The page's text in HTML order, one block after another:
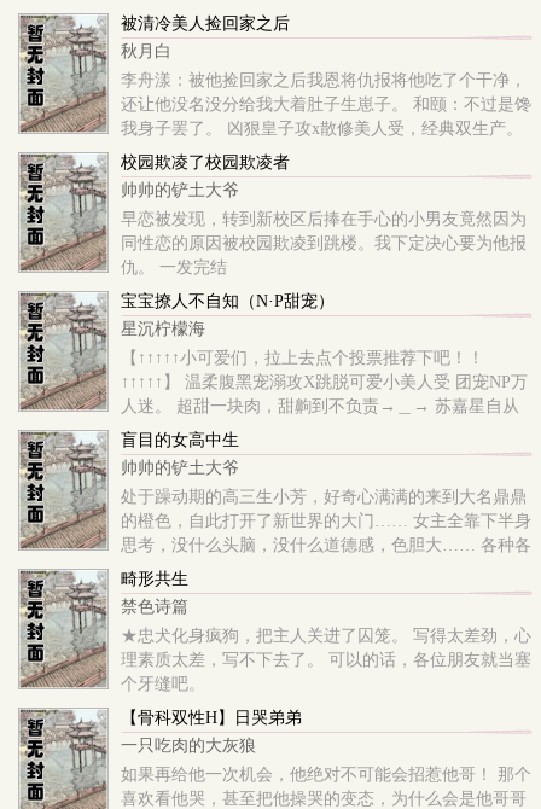
必须自己动手丰衣足食的末世。 请问，穿到末世什么本
事也没有该怎么办，在线等挺急的。 姚一乐：死了算
了，我可受不了这委屈！ 奈何现实总是喜欢教你做人。
作为啥技能没有，就是运气好的姚某人顺利进入精英小
队，成为大佬秦渊的队友。 逃跑路上被变异藤蔓捕捉，
虽
被清冷美人捡回家之后
秋月白
李舟漾：被他捡回家之后我恩将仇报将他吃了个干净，
还让他没名没分给我大着肚子生崽子。 和颐：不过是馋
我身子罢了。 凶狠皇子攻x散修美人受，经典双生产。
捏马其实是我馋美人身子呜呜，佛系更文
校园欺凌了校园欺凌者
帅帅的铲土大爷
早恋被发现，转到新校区后捧在手心的小男友竟然因为
同性恋的原因被校园欺凌到跳楼。我下定决心要为他报
仇。 一发完结
宝宝撩人不自知（N·P甜宠）
星沉柠檬海
【↑↑↑↑↑小可爱们，拉上去点个投票推荐下吧！！
↑↑↑↑↑】 温柔腹黑宠溺攻X跳脱可爱小美人受 团宠NP万
人迷。 超甜一块肉，甜齁到不负责→＿→ 苏嘉星自从
被跟踪狂下了春药以后，每晚小穴都痒得要命还流水
儿，找二叔帮忙止痒之后，两人的关系却越来越羞
耻…… 梦中穿越与异世大魔王元烨见面，为了解痒，苏
嘉星恃美行凶，在大魔王身上磨豆腐，撩完就跑。 还有
不良校霸，暴戾王爷，钢甲黑武士…… 连大豹豹都要吸
他
盲目的女高中生
帅帅的铲土大爷
处于躁动期的高三生小芳，好奇心满满的来到大名鼎鼎
的橙色，自此打开了新世界的大门…… 女主全靠下半身
思考，没什么头脑，没什么道德感，色胆大…… 各种各
样的男主……有“一面”之缘，有朝夕相处的…… 小芳可
不是兔子，不管哪根草都要要放到嘴里嚼一嚼。 三观不
正，不要学习。 单纯为了爽写的。 结局有大反转，慎
入。
畸形共生
禁色诗篇
★忠犬化身疯狗，把主人关进了囚笼。 写得太差劲，心
理素质太差，写不下去了。 可以的话，各位朋友就当塞
个牙缝吧。
【骨科双性H】日哭弟弟
一只吃肉的大灰狼
如果再给他一次机会，他绝对不可能会招惹他哥！ 那个
喜欢看他哭，甚至把他操哭的变态，为什么会是他哥哥